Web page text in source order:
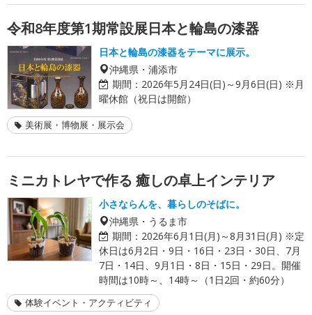
令和8年度第1期常設展日本と輪島の漆器
日本と輪島の漆器をテーマに展示。
沖縄県・浦添市
期間： 2026年5月24日(日)～9月6日(日) ※月
曜休館（祝日は開館）
美術展・博物展・展示会
ミニカトレヤで作る 癒しの卓上インテリア
小さならんを、暮らしのそばに。
沖縄県・うるま市
期間： 2026年6月1日(月)～8月31日(月) ※定
休日は6月2日・9日・16日・23日・30日、7月
7日・14日、9月1日・8日・15日・29日。開催
時間は10時～、14時～（1日2回・約60分）
体験イベント・アクティビティ